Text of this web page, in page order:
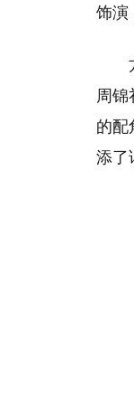
饰演
周锦
的配
添了